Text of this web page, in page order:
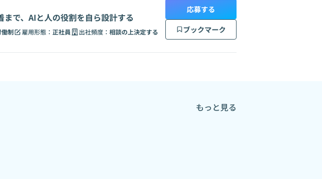
で、AIと人の役割を自ら設計する
働制 雇用形態： 正社員 出社頻度： 相談の上決定する
応募する
ブックマーク
もっと見る